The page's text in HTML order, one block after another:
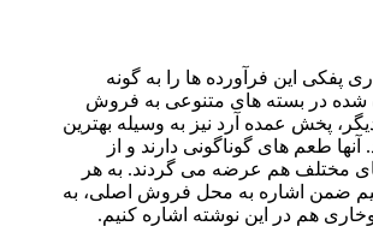
پفکی این فرآورده ها را به گونه
شده در بسته های متنوعی به فروش
پخش عمده آرد نیز به وسیله بهترین
طعم های گوناگونی دارند و از
مختلف هم عرضه می گردند. به هر
ضمن اشاره به محل فروش اصلی، به
هم در این نوشته اشاره کنیم.